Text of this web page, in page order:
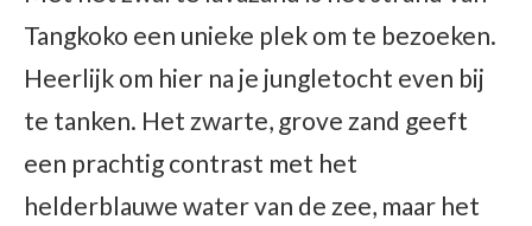
Tangkoko een unieke plek om te bezoeken.
Heerlijk om hier na je jungletocht even bij
te tanken. Het zwarte, grove zand geeft
een prachtig contrast met het
helderblauwe water van de zee, maar het